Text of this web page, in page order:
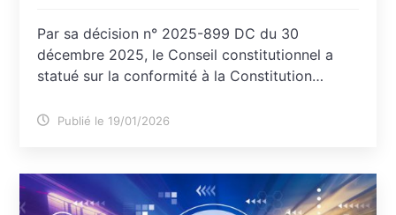
Par sa décision n° 2025-899 DC du 30
décembre 2025, le Conseil constitutionnel a
statué sur la conformité à la Constitution…
Publié le 19/01/2026